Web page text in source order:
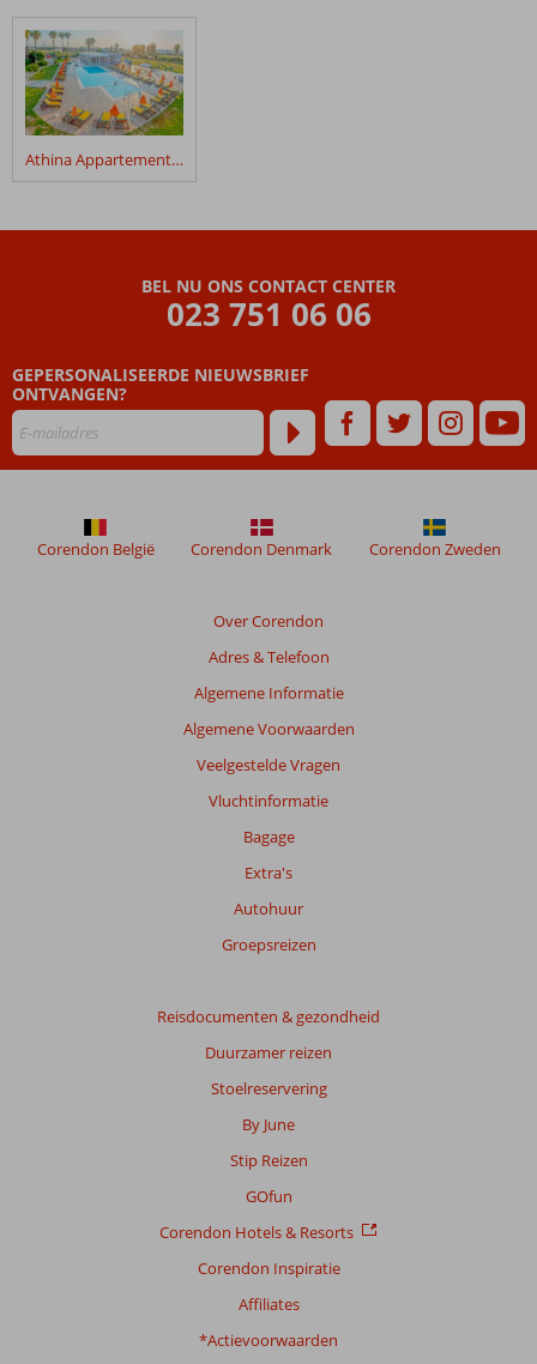
Athina Appartementen
BEL NU ONS CONTACT CENTER
023 751 06 06
GEPERSONALISEERDE NIEUWSBRIEF
ONTVANGEN?
Over Corendon
Adres & Telefoon
Algemene Informatie
Algemene Voorwaarden
Veelgestelde Vragen
Vluchtinformatie
Bagage
Extra's
Autohuur
Groepsreizen
Reisdocumenten & gezondheid
Duurzamer reizen
Stoelreservering
By June
Stip Reizen
GOfun
Corendon Hotels & Resorts
Corendon Inspiratie
Affiliates
*Actievoorwaarden
Corendon België Corendon Denmark Corendon Zweden